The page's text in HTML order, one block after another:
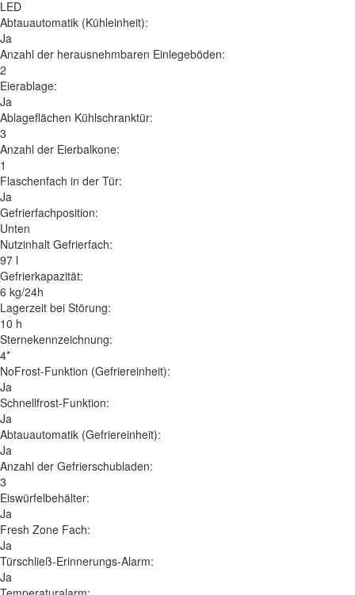
LED
Abtauautomatik (Kühleinheit):
Ja
Anzahl der herausnehmbaren Einlegeböden:
2
Eierablage:
Ja
Ablageflächen Kühlschranktür:
3
Anzahl der Eierbalkone:
1
Flaschenfach in der Tür:
Ja
Gefrierfachposition:
Unten
Nutzinhalt Gefrierfach:
97 l
Gefrierkapazität:
6 kg/24h
Lagerzeit bei Störung:
10 h
Sternekennzeichnung:
4*
NoFrost-Funktion (Gefriereinheit):
Ja
Schnellfrost-Funktion:
Ja
Abtauautomatik (Gefriereinheit):
Ja
Anzahl der Gefrierschubladen:
3
Eiswürfelbehälter:
Ja
Fresh Zone Fach:
Ja
Türschließ-Erinnerungs-Alarm:
Ja